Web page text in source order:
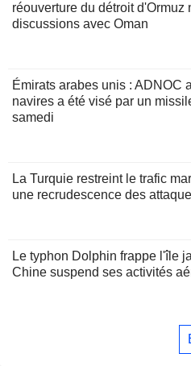
réouverture du détroit d'Ormuz
discussions avec Oman
Émirats arabes unis : ADNOC
navires a été visé par un
samedi
La Turquie restreint le trafic
une recrudescence des
Le typhon Dolphin frappe l'île
Chine suspend ses activités